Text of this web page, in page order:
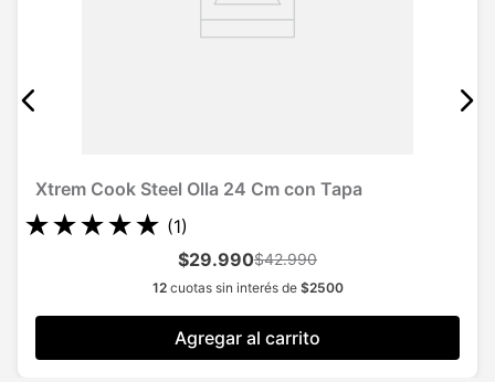
Xtrem Cook Steel Olla 24 Cm con Tapa
★★★★★ (1)
$29.990$42.990
12cuotas sin interés de $2500
Agregar al carrito